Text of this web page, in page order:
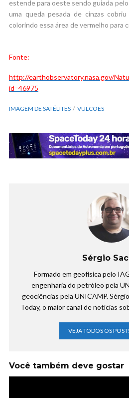
estende para oeste sendo guiada
uma queda pesada de cinzas
colorindo essa área de vermelho para
Fonte:
http://earthobservatory.nasa.gov/
id=46975
IMAGEM DE SATÉLITES VULCÕES
Sérgio
Formado em geofísica pelo
engenharia do petróleo pela
geociências pela UNICAMP.
Today, o maior canal de notícias
VEJA TODOS OS
Você também deve gostar